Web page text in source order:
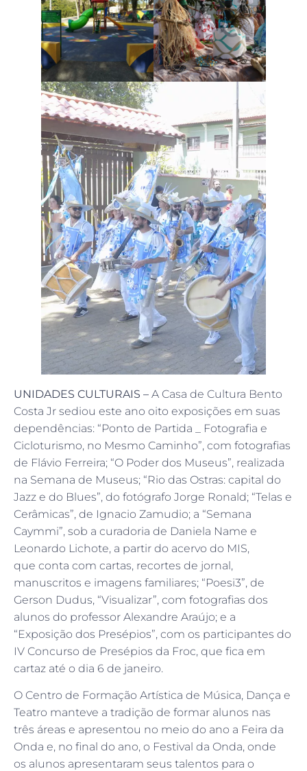
UNIDADES CULTURAIS – A Casa de Cultura Bento
Costa Jr sediou este ano oito exposições em suas
dependências: “Ponto de Partida _ Fotografia e
Cicloturismo, no Mesmo Caminho”, com fotografias
de Flávio Ferreira; “O Poder dos Museus”, realizada
na Semana de Museus; “Rio das Ostras: capital do
Jazz e do Blues”, do fotógrafo Jorge Ronald; “Telas e
Cerâmicas”, de Ignacio Zamudio; a “Semana
Caymmi”, sob a curadoria de Daniela Name e
Leonardo Lichote, a partir do acervo do MIS,
que conta com cartas, recortes de jornal,
manuscritos e imagens familiares; “Poesi3”, de
Gerson Dudus, “Visualizar”, com fotografias dos
alunos do professor Alexandre Araújo; e a
“Exposição dos Presépios”, com os participantes do
IV Concurso de Presépios da Froc, que fica em
cartaz até o dia 6 de janeiro.
O Centro de Formação Artística de Música, Dança e
Teatro manteve a tradição de formar alunos nas
três áreas e apresentou no meio do ano a Feira da
Onda e, no final do ano, o Festival da Onda, onde
os alunos apresentaram seus talentos para o